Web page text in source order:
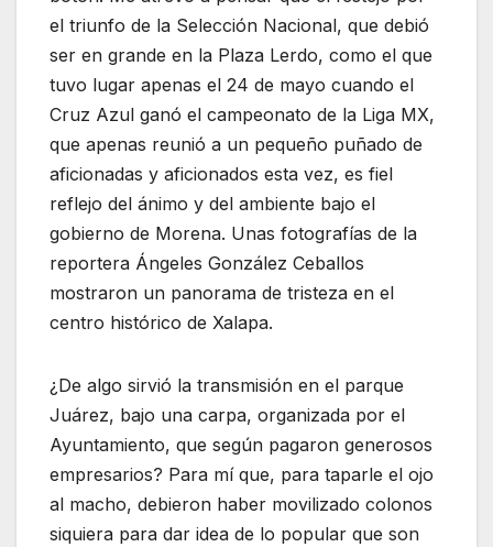
el triunfo de la Selección Nacional, que debió
ser en grande en la Plaza Lerdo, como el que
tuvo lugar apenas el 24 de mayo cuando el
Cruz Azul ganó el campeonato de la Liga MX,
que apenas reunió a un pequeño puñado de
aficionadas y aficionados esta vez, es fiel
reflejo del ánimo y del ambiente bajo el
gobierno de Morena. Unas fotografías de la
reportera Ángeles González Ceballos
mostraron un panorama de tristeza en el
centro histórico de Xalapa.
¿De algo sirvió la transmisión en el parque
Juárez, bajo una carpa, organizada por el
Ayuntamiento, que según pagaron generosos
empresarios? Para mí que, para taparle el ojo
al macho, debieron haber movilizado colonos
siquiera para dar idea de lo popular que son